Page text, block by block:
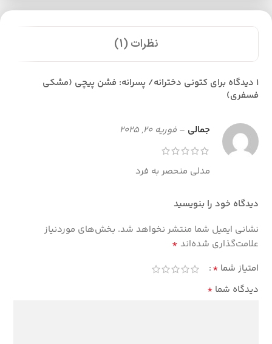
نظرات (1)
1 دیدگاه برای
کتونی دخترانه/ پسرانه: فشن پیچی (مشکی
فسفری)
جمالی – فوریه 20, 2025
مدلی منحصر به فرد
دیدگاه خود را بنویسید
نشانی ایمیل شما منتشر نخواهد شد. بخش‌های موردنیاز
علامت‌گذاری شده‌اند *
امتیاز شما *
دیدگاه شما *